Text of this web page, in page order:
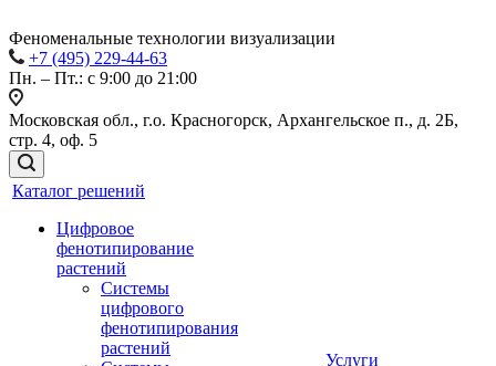
Феноменальные технологии визуализации
+7 (495) 229-44-63
Пн. – Пт.: с 9:00 до 21:00
Московская обл., г.о. Красногорск, Архангельское п., д. 2Б,
стр. 4, оф. 5
Каталог решений
Цифровое
фенотипирование
растений
Системы
цифрового
фенотипирования
растений
Услуги